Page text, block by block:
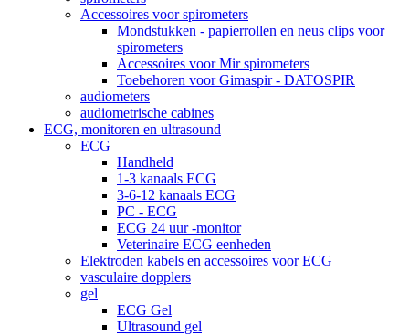
Accessoires voor spirometers
Mondstukken - papierrollen en neus clips voor
spirometers
Accessoires voor Mir spirometers
Toebehoren voor Gimaspir - DATOSPIR
audiometers
audiometrische cabines
ECG, monitoren en ultrasound
ECG
Handheld
1-3 kanaals ECG
3-6-12 kanaals ECG
PC - ECG
ECG 24 uur -monitor
Veterinaire ECG eenheden
Elektroden kabels en accessoires voor ECG
vasculaire dopplers
gel
ECG Gel
Ultrasound gel